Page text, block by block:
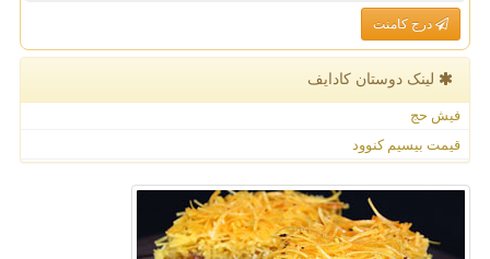
درج کامنت
لینک دوستان كادایف
فیش حج
قیمت بیسیم کنوود